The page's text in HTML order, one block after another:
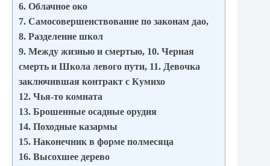
6. Облачное око
7. Самосовершенствование по законам дао,
8. Разделение школ
9. Между жизнью и смертью, 10. Черная
смерть и Школа левого пути, 11. Девочка
заключившая контракт с Кумихо
12. Чья-то комната
13. Брошенные осадные орудия
14. Походные казармы
15. Наконечник в форме полмесяца
16. Высохшее дерево